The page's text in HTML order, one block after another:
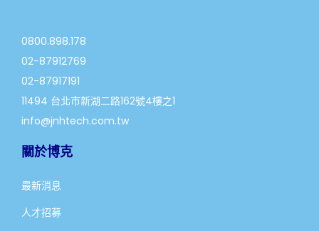
0800.898.178
02-87912769
02-87917191
11494 台北市新湖二路162號4樓之1
info@jnhtech.com.tw
關於博克
最新消息
人才招募